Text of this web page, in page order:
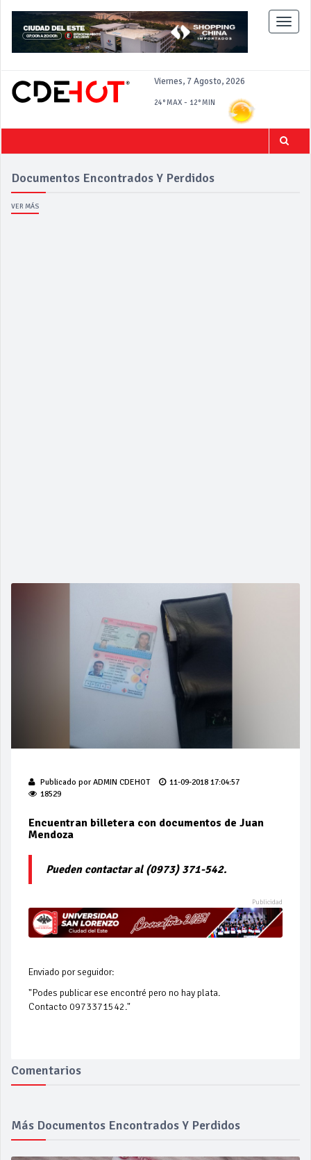
Viernes, 7 Agosto, 2026
24°MAX - 12°MIN
Toggle
Documentos Encontrados Y Perdidos
VER MÁS
Publicado por ADMIN CDEHOT
11-09-2018 17:04:57
18529
Encuentran billetera con documentos de Juan
Mendoza
Pueden contactar al (0973) 371-542.
Enviado por seguidor:
"Podes publicar ese encontré pero no hay plata.
Contacto 0973371542."
Comentarios
Más Documentos Encontrados Y Perdidos